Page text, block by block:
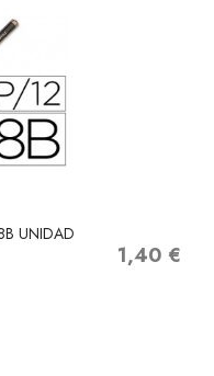
UNIDAD
Precio
1,40 €